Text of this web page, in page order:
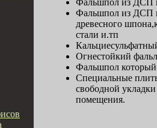
Фальшпол из ДСП
Фальшпол из ДСП
древесного
стали и.тп
Огнестойкий
Фальшпол который
Специальные
свободной
помещения.